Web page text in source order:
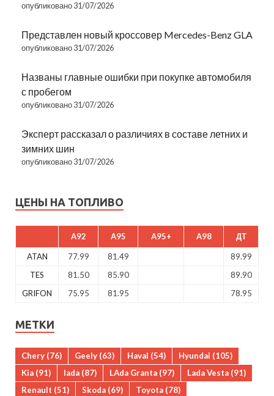
опубликовано 31/07/2026
Представлен новый кроссовер Mercedes-Benz GLA
опубликовано 31/07/2026
Названы главные ошибки при покупке автомобиля
с пробегом
опубликовано 31/07/2026
Эксперт рассказал о различиях в составе летних и
зимних шин
опубликовано 31/07/2026
ЦЕНЫ НА ТОПЛИВО
A92 A95 A95+ A98 ДТ
ATAN 77.99 81.49
89.99
TES
81.50 85.90
89.90
GRIFON
75.95 81.95 78.95
МЕТКИ
Chery (76) Geely (63) Haval (54) Hyundai (105)
Kia (91) lada (87) LAda Granta (97) Lada Vesta (91)
Renault (51) Skoda (69) Toyota (78)